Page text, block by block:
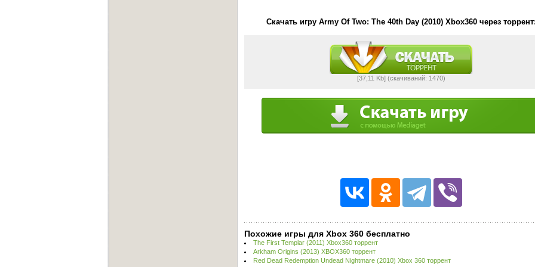
Скачать игру Army Of Two: The 40th Day (2010) Xbox360 через
[37,11 Kb] (cкачиваний: 1470)
Похожие игры для Xbox 360 бесплатно
The First Templar (2011) Xbox360 торрент
Arkham Origins (2013) XBOX360 торрент
Red Dead Redemption Undead Nightmare (2010) Xbox 360 торрент